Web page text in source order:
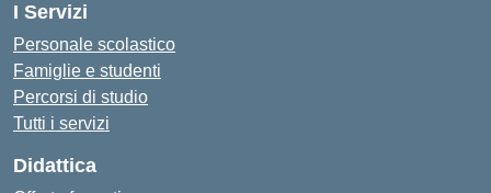
I Servizi
Personale scolastico
Famiglie e studenti
Percorsi di studio
Tutti i servizi
Didattica